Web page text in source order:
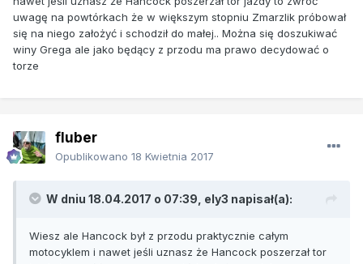
uwagę na powtórkach że w większym stopniu Zmarzlik próbował
się na niego założyć i schodził do małej.. Można się doszukiwać
winy Grega ale jako będący z przodu ma prawo decydować o
torze
fluber
Opublikowano 18 Kwietnia 2017
W dniu 18.04.2017 o 07:39, ely3 napisał(a):
Wiesz ale Hancock był z przodu praktycznie całym
motocyklem i nawet jeśli uznasz że Hancock poszerzał tor